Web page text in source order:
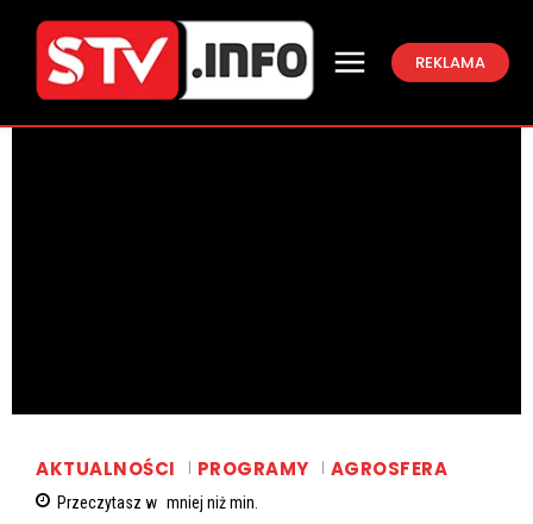
REKLAMA
AKTUALNOŚCI PROGRAMY AGROSFERA
Przeczytasz w mniej niżmin.